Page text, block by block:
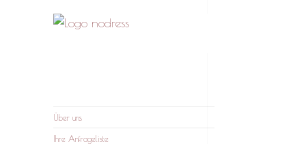
Über uns
Ihre Anfrageliste